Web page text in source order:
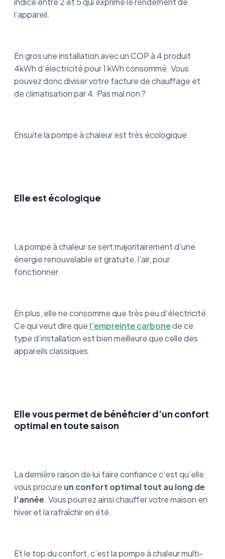
l’appareil.
En gros une installation avec un COP à 4 produit
4kWh d’électricité pour 1 kWh consommé. Vous
pouvez donc diviser votre facture de chauffage et
de climatisation par 4. Pas mal non ?
Ensuite la pompe à chaleur est très écologique.
Elle est écologique
La pompe à chaleur se sert majoritairement d’une
énergie renouvelable et gratuite, l’air, pour
fonctionner.
En plus, elle ne consomme que très peu d’électricité.
Ce qui veut dire que l’empreinte carbonede ce
type d’installation est bien meilleure que celle des
appareils classiques.
Elle vous permet de bénéficier d’un confort
optimal en toute saison
La dernière raison de lui faire confiance c’est qu’elle
vous procure un confort optimal tout au long de
l’année. Vous pourrez ainsi chauffer votre maison en
hiver et la rafraîchir en été.
Et le top du confort, c’est la pompe à chaleur multi-